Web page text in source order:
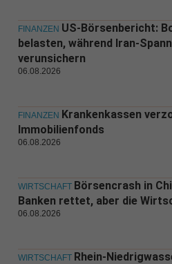
FINANZEN US-Börsenbericht:
belasten, während Iran-
verunsichern
06.08.2026
FINANZEN Krankenkassen
Immobilienfonds
06.08.2026
WIRTSCHAFT Börsencrash in
Banken rettet, aber die
06.08.2026
WIRTSCHAFT Rhein-